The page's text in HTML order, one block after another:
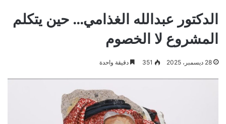
الدكتور عبدالله الغذامي… حين يتكلم
المشروع لا الخصوم
28 ديسمبر، 2025 351 دقيقة واحدة